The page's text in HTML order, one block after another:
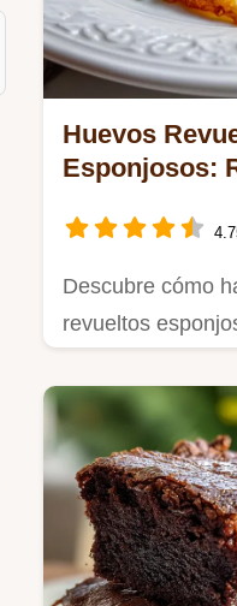
Huevos
Esponjosos:
Descubre cómo
revueltos